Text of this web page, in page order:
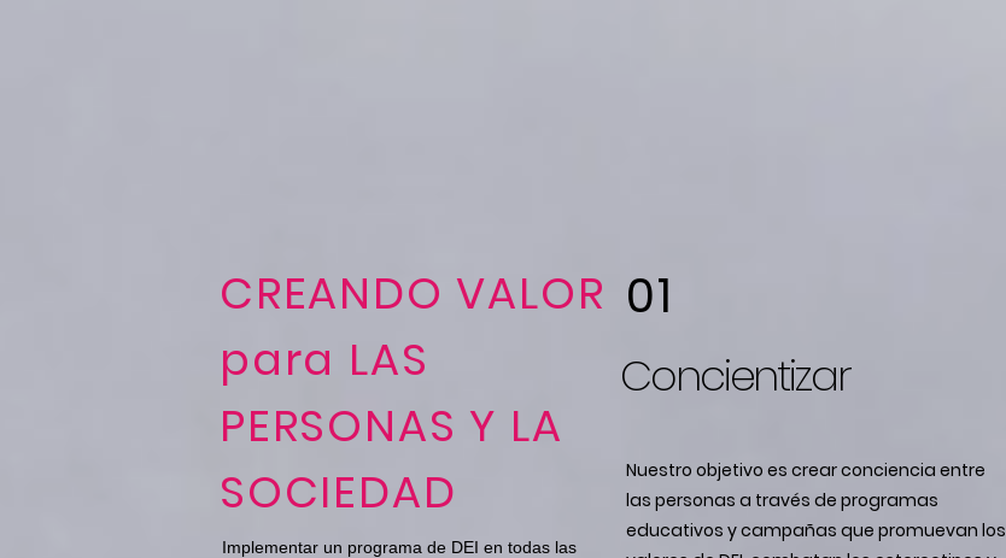
CREANDO VALOR
para LAS
PERSONAS Y LA
SOCIEDAD
Implementar un programa de DEI en todas las
01
Concientizar
Nuestro objetivo es crear conciencia entre
las personas a través de programas
educativos y campañas que promuevan los